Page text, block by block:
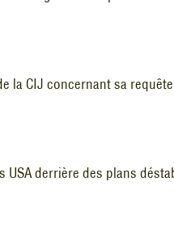
la CIJ concernant sa
USA derrière des plans